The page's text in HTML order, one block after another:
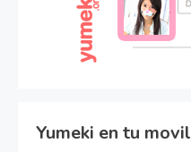
Yumeki en tu movil